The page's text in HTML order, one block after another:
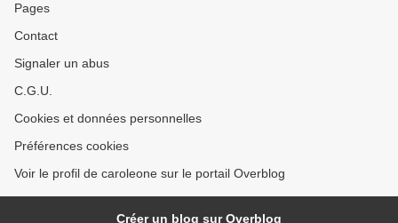
Pages
Contact
Signaler un abus
C.G.U.
Cookies et données personnelles
Préférences cookies
Voir le profil de caroleone sur le portail Overblog
Créer un blog sur Overblog